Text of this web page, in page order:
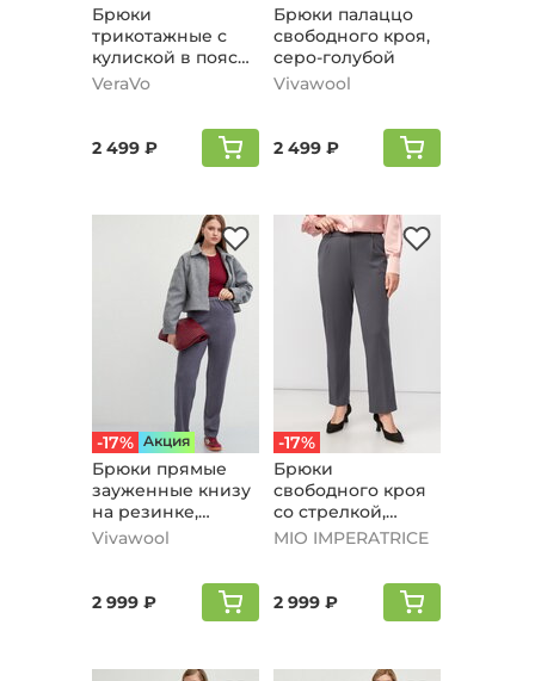
Брюки
трикотажные с
кулиской в поясе,
серый
VeraVo
2 499 ₽
Брюки палаццо
свободного кроя,
серо-голубой
Vivawool
2 499 ₽
-17% Aкция
Брюки прямые
зауженные книзу
на резинке,
графитовый
Vivawool
2 999 ₽
-17%
Брюки
свободного кроя
со стрелкой,
серый
MIO IMPERATRICE
2 999 ₽